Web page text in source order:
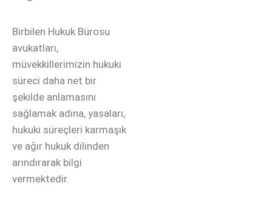
Birbilen Hukuk Bürosu
avukatları,
müvekkillerimizin hukuki
süreci daha net bir
şekilde anlamasını
sağlamak adına, yasaları,
hukuki süreçleri karmaşık
ve ağır hukuk dilinden
arındırarak bilgi
vermektedir.